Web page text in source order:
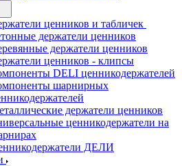
ценников и табличек
держатели ценников
держатели ценников
ценников - клипсы
DELI ценникодержателей
шарнирных
держатели ценников
ценникодержатели на
ДЕЛИ